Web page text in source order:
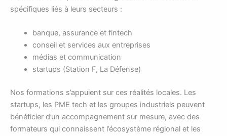
spécifiques liés à leurs secteurs :
banque, assurance et fintech
conseil et services aux entreprises
médias et communication
startups (Station F, La Défense)
Nos formations s’appuient sur ces réalités locales. Les
startups, les PME tech et les groupes industriels peuvent
bénéficier d’un accompagnement sur mesure, avec des
formateurs qui connaissent l’écosystème régional et les